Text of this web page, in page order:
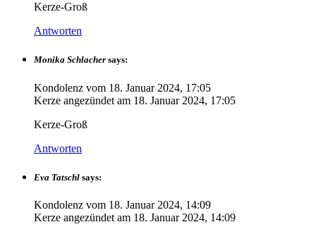
Kerze-Groß
Antworten
Monika Schlacher says:
Kondolenz vom 18. Januar 2024, 17:05
Kerze angezündet am 18. Januar 2024, 17:05
Kerze-Groß
Antworten
Eva Tatschl says:
Kondolenz vom 18. Januar 2024, 14:09
Kerze angezündet am 18. Januar 2024, 14:09